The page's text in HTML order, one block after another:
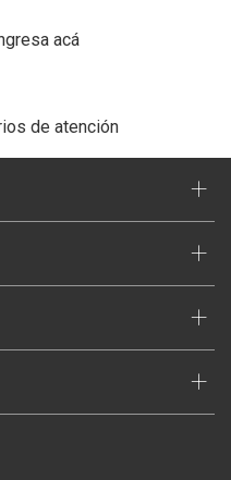
acá
de atención
+
+
+
+